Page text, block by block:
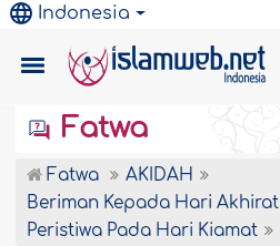
Indonesia
Fatwa
Fatwa
AKIDAH
Beriman Kepada Hari Akhirat
Peristiwa Pada Hari Kiamat